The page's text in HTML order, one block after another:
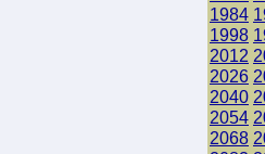
1984
1998
2012
2026
2040
2054
2068